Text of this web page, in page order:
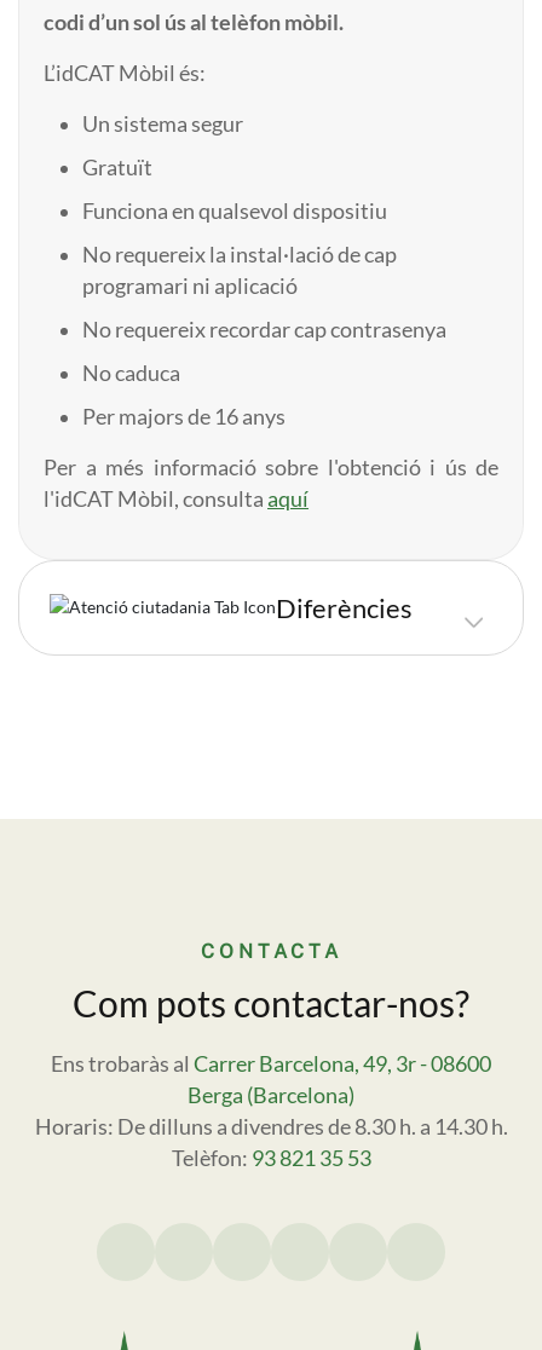
codi d’un sol ús al telèfon mòbil.
L’idCAT Mòbil és:
Un sistema segur
Gratuït
Funciona en qualsevol dispositiu
No requereix la instal·lació de cap
programari ni aplicació
No requereix recordar cap contrasenya
No caduca
Per majors de 16 anys
Per a més informació sobre l'obtenció i ús de
l'idCAT Mòbil, consultaaquí
Imatge Diferències
CONTACTA
Com pots contactar-nos?
Ens trobaràs al Carrer Barcelona, 49, 3r - 08600
Berga (Barcelona)
Horaris: De dilluns a divendres de 8.30 h. a 14.30 h.
Telèfon: 93 821 35 53